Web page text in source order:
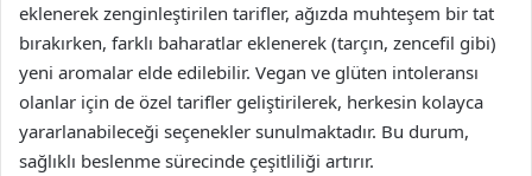
eklenerek zenginleştirilen tarifler, ağızda muhteşem bir tat
bırakırken, farklı baharatlar eklenerek (tarçın, zencefil gibi)
yeni aromalar elde edilebilir. Vegan ve glüten intoleransı
olanlar için de özel tarifler geliştirilerek, herkesin kolayca
yararlanabileceği seçenekler sunulmaktadır. Bu durum,
sağlıklı beslenme sürecinde çeşitliliği artırır.